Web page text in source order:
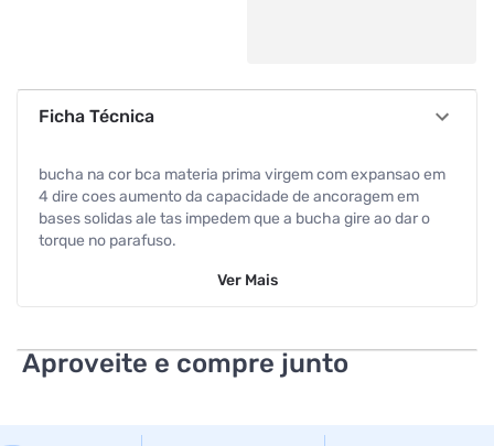
Ficha Técnica
bucha na cor bca materia prima virgem com expansao em
4 dire coes aumento da capacidade de ancoragem em
bases solidas ale tas impedem que a bucha gire ao dar o
torque no parafuso.
Ver Mais
Aproveite e compre junto